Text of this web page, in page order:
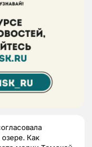
Как